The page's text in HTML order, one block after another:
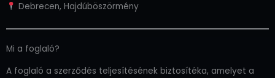
Debrecen, Hajdúböszörmény
Mi a foglaló?
A foglaló a szerződés teljesítésének biztosítéka, amelyet a